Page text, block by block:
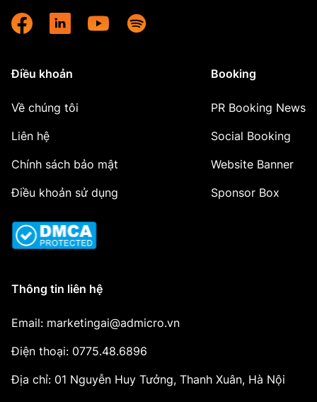
Điều khoản
Về chúng tôi
Liên hệ
Chính sách bảo mật
Điều khoản sử dụng
Booking
PR Booking News
Social Booking
Website Banner
Sponsor Box
Thông tin liên hệ
Email: marketingai@admicro.vn
Điện thoại: 0775.48.6896
Địa chỉ: 01 Nguyễn Huy Tưởng, Thanh Xuân, Hà Nội